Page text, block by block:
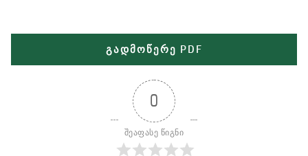
გადმოწერე PDF
0
შეაფასე წიგნი